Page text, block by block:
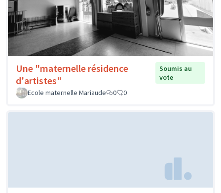
Une "maternelle résidence
d'artistes"
Soumis au
vote
Ecole maternelle Mariaude
0 0